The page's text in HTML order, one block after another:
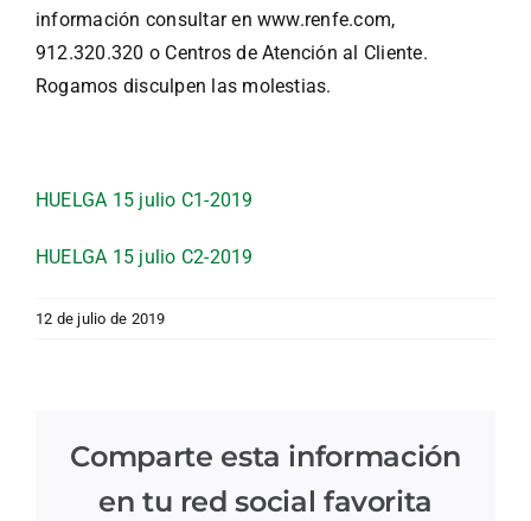
información consultar en www.renfe.com,
912.320.320 o Centros de Atención al Cliente.
Rogamos disculpen las molestias.
HUELGA 15 julio C1-2019
HUELGA 15 julio C2-2019
12 de julio de 2019
Comparte esta información
en tu red social favorita